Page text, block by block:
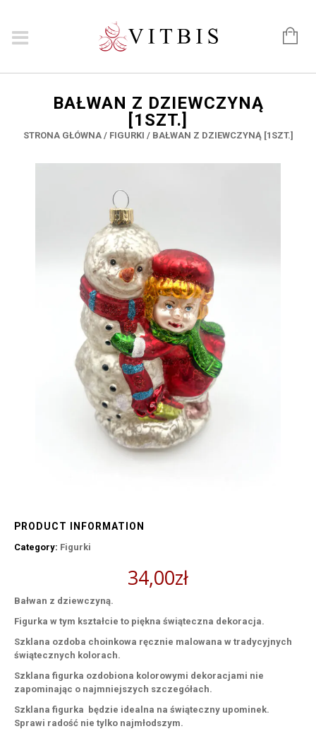
BAŁWAN Z DZIEWCZYNĄ
[1SZT.]
STRONA GŁÓWNA/ FIGURKI / BAŁWAN Z DZIEWCZYNĄ [1SZT.]
PRODUCT INFORMATION
Category: Figurki
34,00zł
Bałwan z dziewczyną.
Figurka w tym kształcie to piękna świąteczna dekoracja.
Szklana ozdoba choinkowa ręcznie malowana w tradycyjnych
świątecznych kolorach.
Szklana figurka ozdobiona kolorowymi dekoracjami nie
zapominając o najmniejszych szczegółach.
Szklana figurka będzie idealna na świąteczny upominek.
Sprawi radość nie tylko najmłodszym.